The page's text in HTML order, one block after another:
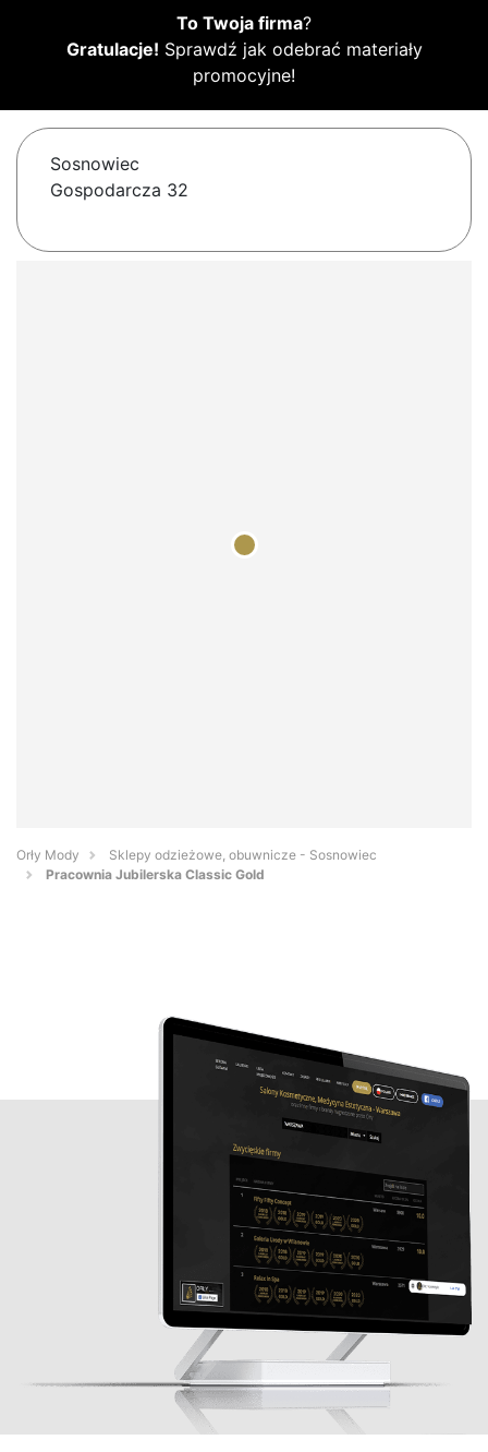
To Twoja firma?
Gratulacje! Sprawdź jak odebrać materiały
promocyjne!
Sosnowiec
Gospodarcza 32
Orły Mody
Sklepy odzieżowe, obuwnicze - Sosnowiec
Pracownia Jubilerska Classic Gold